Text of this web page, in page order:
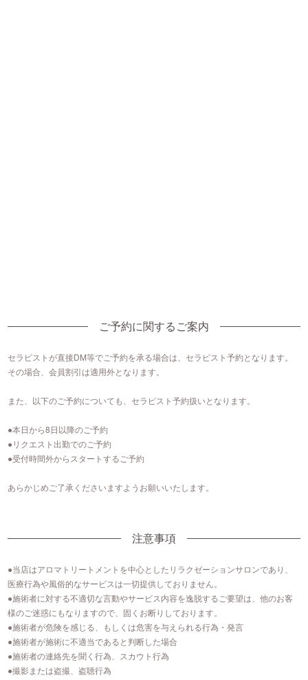
ご予約に関するご案内
セラピストが直接DM等でご予約を承る場合は、セラピスト予約となります。
その場合、会員割引は適用外となります。
また、以下のご予約についても、セラピスト予約扱いとなります。
●本日から8日以降のご予約
●リクエスト出勤でのご予約
●受付時間外からスタートするご予約
あらかじめご了承くださいますようお願いいたします。
注意事項
●当店はアロマトリートメントを中⼼としたリラクゼーションサロンであり、
医療⾏為や⾵俗的なサービスは⼀切提供しておりません。
●施術者に対する不適切な⾔動やサービス内容を逸脱するご要望は、他のお客
様のご迷惑にもなりますので、固くお断りしております。
●施術者が危険を感じる、もしくは危害を与えられる行為・発言
●施術者が施術に不適当であると判断した場合
●施術者の連絡先を聞く行為、スカウト行為
●撮影または盗撮、盗聴行為